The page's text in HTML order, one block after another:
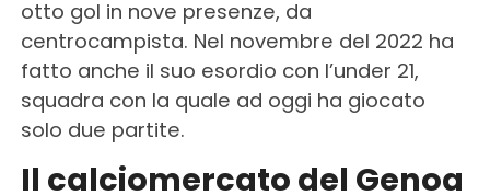
otto gol in nove presenze, da
centrocampista. Nel novembre del 2022 ha
fatto anche il suo esordio con l’under 21,
squadra con la quale ad oggi ha giocato
solo due partite.
Il calciomercato del Genoa